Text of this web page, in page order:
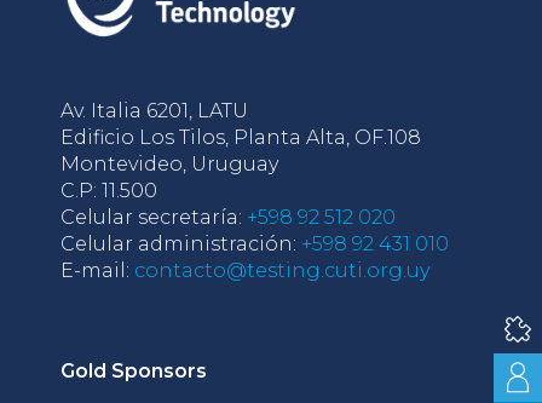
Av. Italia 6201, LATU
Edificio Los Tilos, Planta Alta, OF.108
Montevideo, Uruguay
C.P: 11.500
Celular secretaría: +598 92 512 020
Celular administración: +598 92 431 010
E-mail: contacto@testing.cuti.org.uy
Gold Sponsors